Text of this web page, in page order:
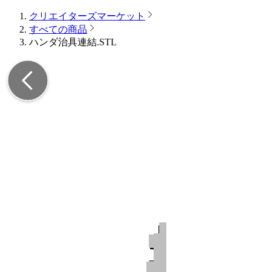
クリエイターズマーケット
すべての商品
ハンダ治具連結.STL